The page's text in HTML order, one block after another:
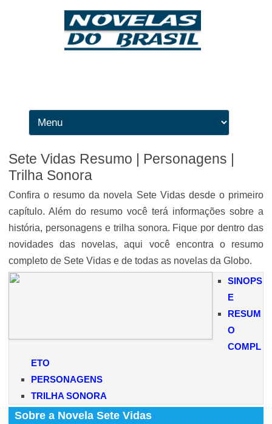
Sete Vidas Resumo | Personagens |
Trilha Sonora
Confira o resumo da novela Sete Vidas desde o primeiro
capítulo. Além do resumo você terá informações sobre a
história, personagens e trilha sonora. Fique por dentro das
novidades das novelas, aqui você encontra o resumo
completo de Sete Vidas e de todas as novelas da Globo.
SINOPS
E
RESUM
O
COMPL
ETO
PERSONAGENS
TRILHA SONORA
Sobre a Novela Sete Vidas